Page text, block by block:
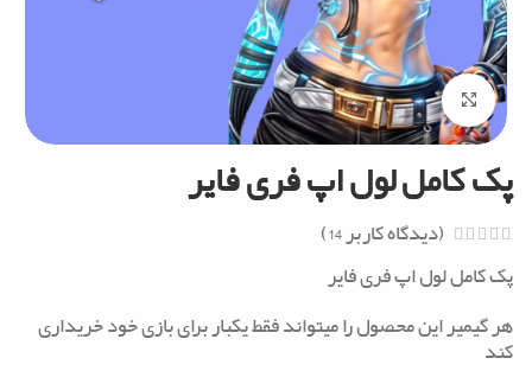
Click to enlarge
پک کامل لول اپ فری فایر
(دیدگاه کاربر14
)
پک کامل لول اپ فری فایر
هر گیمیر این محصول را میتواند فقط یکبار برای بازی خود خریداری
کند